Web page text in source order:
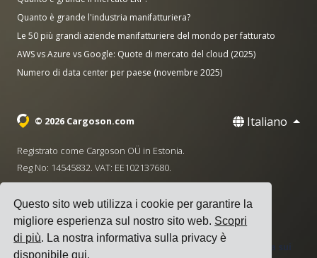
Questo sito web utilizza i cookie per garantire la
migliore esperienza sul nostro sito web. Scopri
di più. La nostra informativa sulla privacy è
disponibilequi.
Quanto è grande l'industria manifatturiera?
Le 50 più grandi aziende manifatturiere del mondo per fatturato
AWS vs Azure vs Google: Quote di mercato del cloud (2025)
Numero di data center per paese (novembre 2025)
© 2026 Cargoson.com Italiano
Registrato come Cargoson OÜ in Estonia.
Reg No: 14545832. VAT: EE102137680.
+372 5555 0028
·
Termini di Servizio Informativa sulla Privacy
Politica sui